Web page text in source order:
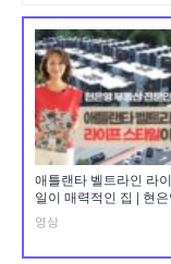
애틀랜타 벨트라인 라
일이 매력적인 집 | 현
영상